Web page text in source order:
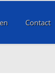
Contact